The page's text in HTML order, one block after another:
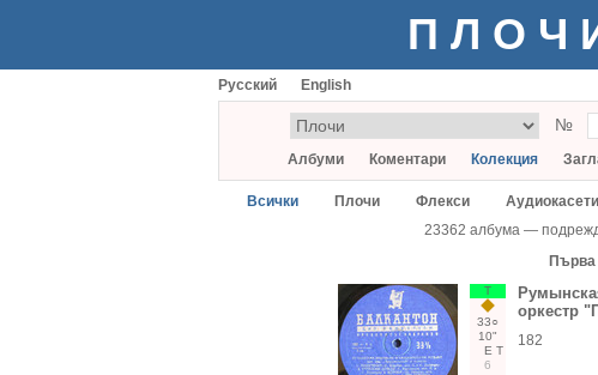
Русский English
№
Албуми Коментари Колекция
Всички Плочи Флекси Аудиокасети
23362 албума —
Първа
Т
33○
10"
Е Т
6
оркестр
182